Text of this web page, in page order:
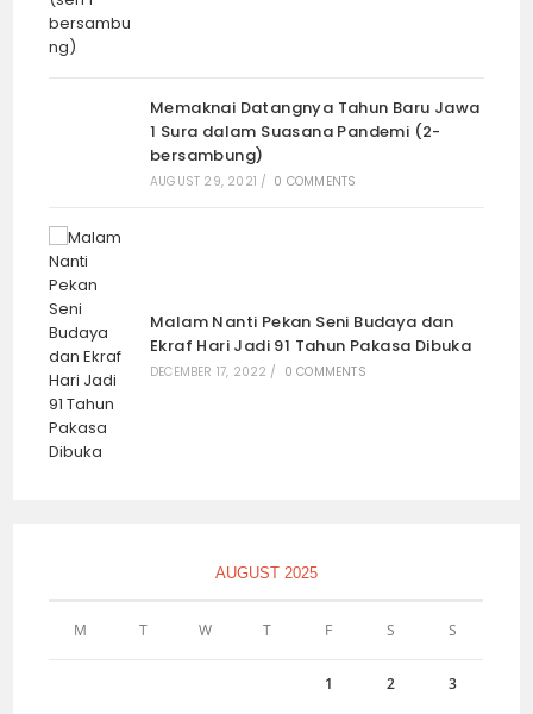
Cadangan Kayu untuk Kraton Mataram
Surakarta (seri 3 – habis)
MAY 18, 2025 / 0 COMMENTS
Lawyer Gelar Konferensi Pers, Sinyal